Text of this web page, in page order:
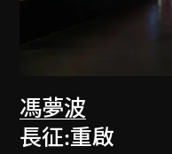
馮夢波
長征:重啟